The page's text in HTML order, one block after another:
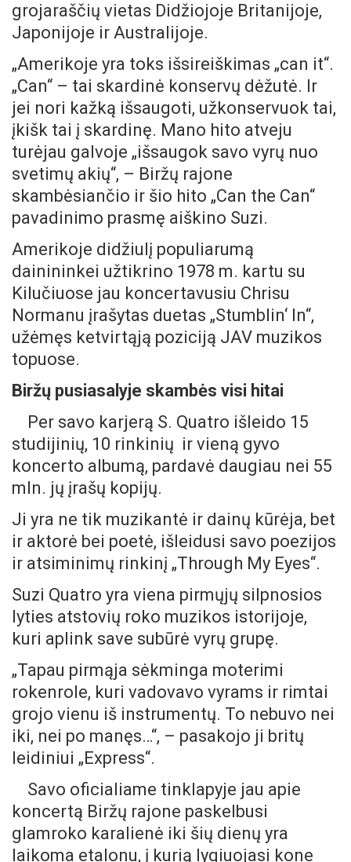
grojaraščių vietas Didžiojoje Britanijoje,
Japonijoje ir Australijoje.
„Amerikoje yra toks išsireiškimas „can it“.
„Can“ – tai skardinė konservų dėžutė. Ir
jei nori kažką išsaugoti, užkonservuok tai,
įkišk tai į skardinę. Mano hito atveju
turėjau galvoje „išsaugok savo vyrų nuo
svetimų akių“, – Biržų rajone
skambėsiančio ir šio hito „Can the Can“
pavadinimo prasmę aiškino Suzi.
Amerikoje didžiulį populiarumą
dainininkei užtikrino 1978 m. kartu su
Kilučiuose jau koncertavusiu Chrisu
Normanu įrašytas duetas „Stumblin‘ In“,
užėmęs ketvirtąją poziciją JAV muzikos
topuose.
Biržų pusiasalyje skambės visi hitai
Per savo karjerą S. Quatro išleido 15
studijinių, 10 rinkinių ir vieną gyvo
koncerto albumą, pardavė daugiau nei 55
mln. jų įrašų kopijų.
Ji yra ne tik muzikantė ir dainų kūrėja, bet
ir aktorė bei poetė, išleidusi savo poezijos
ir atsiminimų rinkinį „Through My Eyes“.
Suzi Quatro yra viena pirmųjų silpnosios
lyties atstovių roko muzikos istorijoje,
kuri aplink save subūrė vyrų grupę.
„Tapau pirmąja sėkminga moterimi
rokenrole, kuri vadovavo vyrams ir rimtai
grojo vienu iš instrumentų. To nebuvo nei
iki, nei po manęs…“, – pasakojo ji britų
leidiniui „Express“.
Savo oficialiame tinklapyje jau apie
koncertą Biržų rajone paskelbusi
glamroko karalienė iki šių dienų yra
laikoma etalonu, į kurią lygiuojasi kone